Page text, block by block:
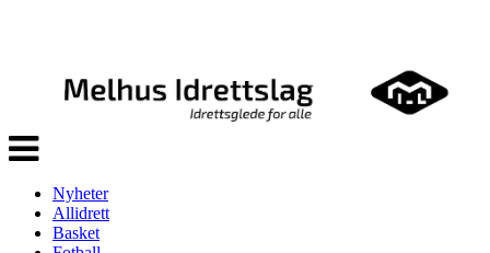
Veksle
navigasjon
Nyheter
Allidrett
Basket